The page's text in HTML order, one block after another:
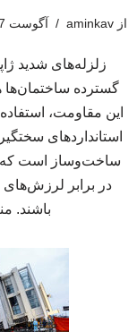
از aminkav آگوست 7, 2026
زلزله‌های شدید
گسترده ساختمان‌ها
این مقاومت،
استانداردهای
ساخت‌وساز است که
در برابر لرزش‌های
باشند.